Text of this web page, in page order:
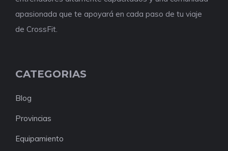
apasionada que te apoyará en cada paso de tu viaje
de CrossFit.
CATEGORIAS
Blog
Provincias
Equipamiento